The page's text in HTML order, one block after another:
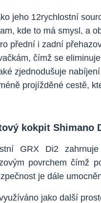
jeho 12rychlostní
kde to má smysl, a
přední i zadní
čímž se
zjednodušuje
projížděné cestě,
kokpit Shimano
GRX Di2
povrchem čímž
je dále
jako další